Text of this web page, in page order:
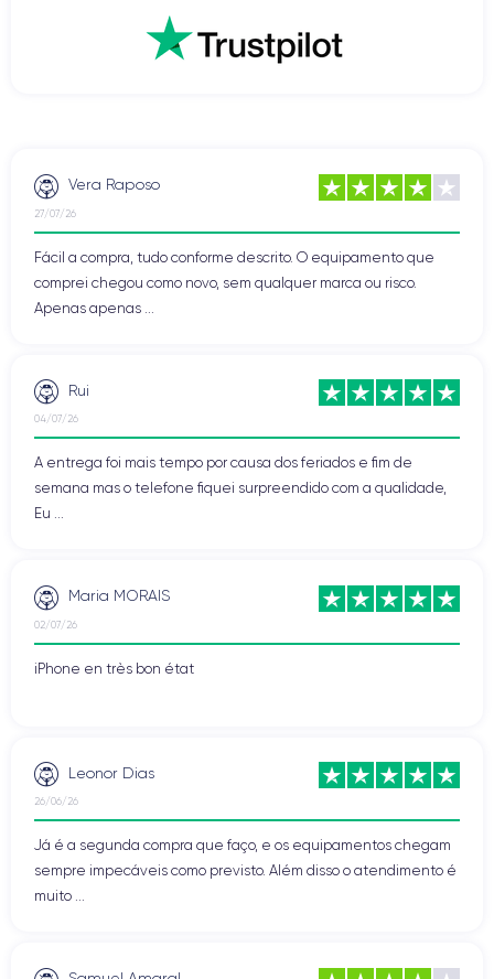
Vera Raposo
27/07/26
Fácil a compra, tudo conforme descrito. O equipamento que
comprei chegou como novo, sem qualquer marca ou risco.
Apenas apenas ...
Rui
04/07/26
A entrega foi mais tempo por causa dos feriados e fim de
semana mas o telefone fiquei surpreendido com a qualidade,
Eu ...
Maria MORAIS
02/07/26
iPhone en très bon état
Leonor Dias
26/06/26
Já é a segunda compra que faço, e os equipamentos chegam
sempre impecáveis como previsto. Além disso o atendimento é
muito ...